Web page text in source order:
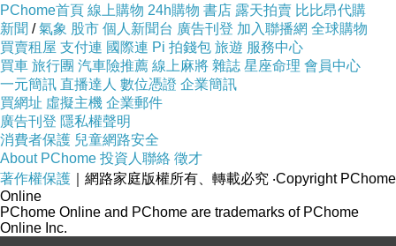
PChome首頁 線上購物 24h購物 書店 露天拍賣 比比昂代購
新聞 /氣象 股市 個人新聞台 廣告刊登 加入聯播網 全球購物
買賣租屋 支付連 國際連 Pi 拍錢包 旅遊 服務中心
買車 旅行團 汽車險推薦 線上麻將 雜誌 星座命理 會員中心
一元簡訊 直播達人 數位憑證 企業簡訊
買網址 虛擬主機 企業郵件
廣告刊登 隱私權聲明
消費者保護 兒童網路安全
About PChome 投資人聯絡 徵才
著作權保護 ｜網路家庭版權所有、轉載必究 ‧Copyright PChome
Online
PChome Online and PChome are trademarks of PChome
Online Inc.